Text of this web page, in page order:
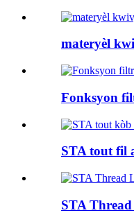
materyèl
Fonksyon
STA tout fil
STA